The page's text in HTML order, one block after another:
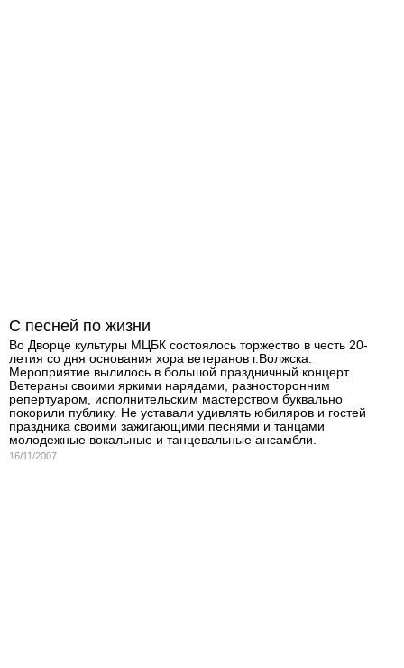
С песней по жизни
Во Дворце культуры МЦБК состоялось торжество в честь 20-
летия со дня основания хора ветеранов г.Волжска.
Мероприятие вылилось в большой праздничный концерт.
Ветераны своими яркими нарядами, разносторонним
репертуаром, исполнительским мастерством буквально
покорили публику. Не уставали удивлять юбиляров и гостей
праздника своими зажигающими песнями и танцами
молодежные вокальные и танцевальные ансамбли.
16/11/2007